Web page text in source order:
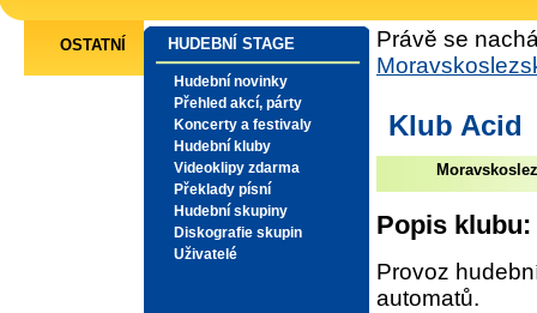
OSTATNÍ HUDEBNÍ STAGE
Hudební novinky
Přehled akcí, párty
Koncerty a festivaly
Hudební kluby
Videoklipy zdarma
Překlady písní
Hudební skupiny
Diskografie skupin
Uživatelé
Právě se
Klub Acid
Popis klubu:
Provoz
automatů.